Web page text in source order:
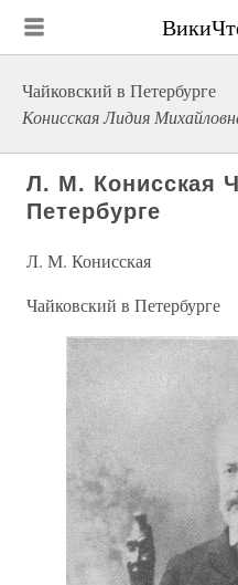
Чайковский в Петербурге
Конисская Лидия
Л. М. Конисская
Петербурге
Л. М. Конисская
Чайковский в Петербурге